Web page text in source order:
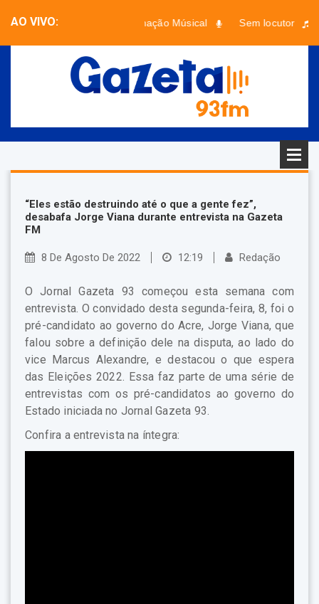
AO VIVO: Programação Músical
Sem locutor
“Eles estão destruindo até o que a gente fez”,
desabafa Jorge Viana durante entrevista na Gazeta
FM
8 De Agosto De 2022 12:19 Redação
O Jornal Gazeta 93 começou esta semana com
entrevista. O convidado desta segunda-feira, 8, foi o
pré-candidato ao governo do Acre, Jorge Viana, que
falou sobre a definição dele na disputa, ao lado do
vice Marcus Alexandre, e destacou o que espera
das Eleições 2022. Essa faz parte de uma série de
entrevistas com os pré-candidatos ao governo do
Estado iniciada no Jornal Gazeta 93.
Confira a entrevista na íntegra: